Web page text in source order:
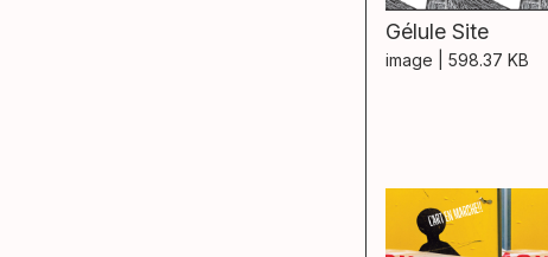
Gélule Site
image | 598.37 KB